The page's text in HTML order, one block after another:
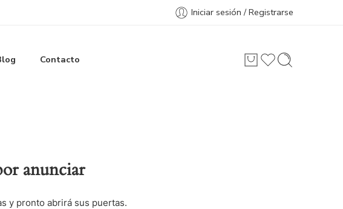
Iniciar sesión / Registrarse
Contacto
anunciar
y pronto abrirá sus puertas.